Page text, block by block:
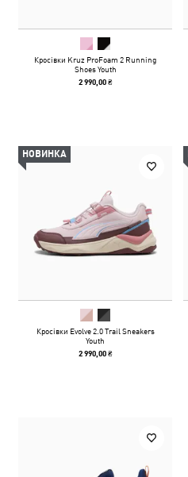
Кросівки Kruz ProFoam 2 Running
Shoes Youth
2 990,00 ₴
НОВИНКА
Кросівки Evolve 2.0 Trail Sneakers
Youth
2 990,00 ₴